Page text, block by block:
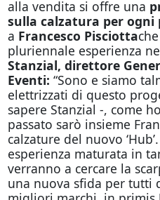
alla vendita si offre una
sulla calzatura per ogni
a Francesco Pisciotta
pluriennale esperienza
Stanzial, direttore
Eventi: “Sono e siamo
elettrizzati di questo
sapere Stanzial -, come
passato sarò insieme
calzature del nuovo
esperienza maturata in
verranno a cercare la
una nuova sfida per tutti